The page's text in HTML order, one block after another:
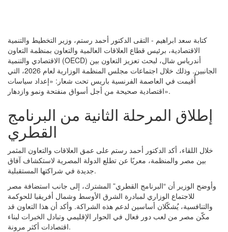
كتابة سعد ابراهيم - التقى الدكتور أحمد رستم، وزير التخطيط والتنمية
الاقتصادية، برئيس قطاع العلاقات العالمية والتعاون بمنظمة التعاون
الاقتصادي والتنمية (OECD) أندرياس شال، لبحث تعزيز التعاون بين
الجانبين. وذلك خلال اجتماعات مجلس المنظمة الوزارية لعام 2026، التي
أُقيمت في العاصمة الفرنسية باريس تحت شعار: «إعداد سياسات
اقتصادية صحيحة من أجل أسواق منفتحة ونمو وازدهار».
إطلاق المرحلة الثانية من البرنامج
القطري
خلال اللقاء، أكد الدكتور أحمد رستم على عمق العلاقات والتعاون المثمر
بين مصر والمنظمة، معربًا عن تطلع الدولة المصرية لاستكشاف آفاق
جديدة في شراكتها المستقبلية.
وأوضح الوزير أن “البرنامج القطري” المشترك، إلى جانب استضافة مصر
للاجتماع الوزاري لمبادرة الشرق الأوسط وشمال أفريقيا للحوكمة
والتنافسية، يُشكّلان أساسين لدعم هذه الشراكة. وأكد أن هذا التعاون قد
مكّن مصر من لعب دور فعال في الحوار الإقليمي وتبادل الخبرات لبناء
اقتصادات أكثر مرونة.